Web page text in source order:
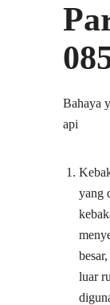
Bahaya
api
yang
luar